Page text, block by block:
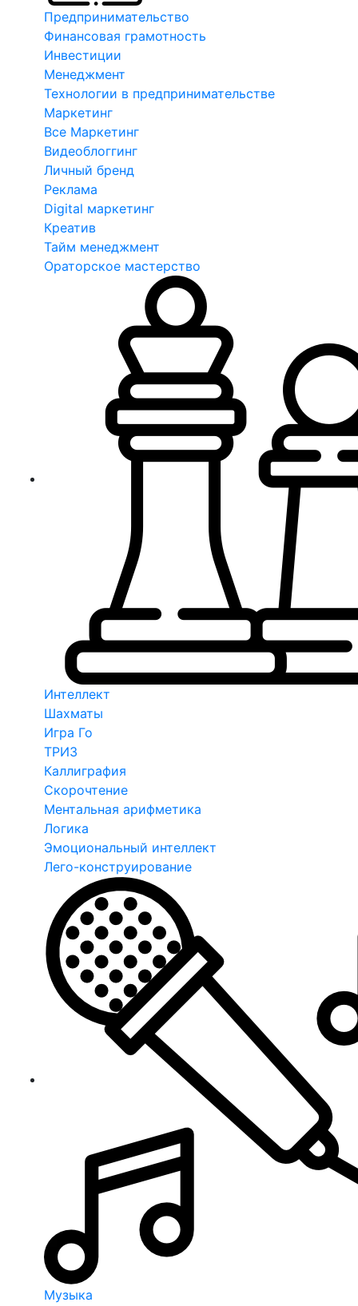
Предпринимательство
Финансовая грамотность
Инвестиции
Менеджмент
Технологии в предпринимательстве
Маркетинг
Все Маркетинг
Видеоблоггинг
Личный бренд
Реклама
Digital маркетинг
Креатив
Тайм менеджмент
Ораторское мастерство
Интеллект
Шахматы
Игра Го
ТРИЗ
Каллиграфия
Скорочтение
Ментальная арифметика
Логика
Эмоциональный интеллект
Лего-конструирование
Музыка